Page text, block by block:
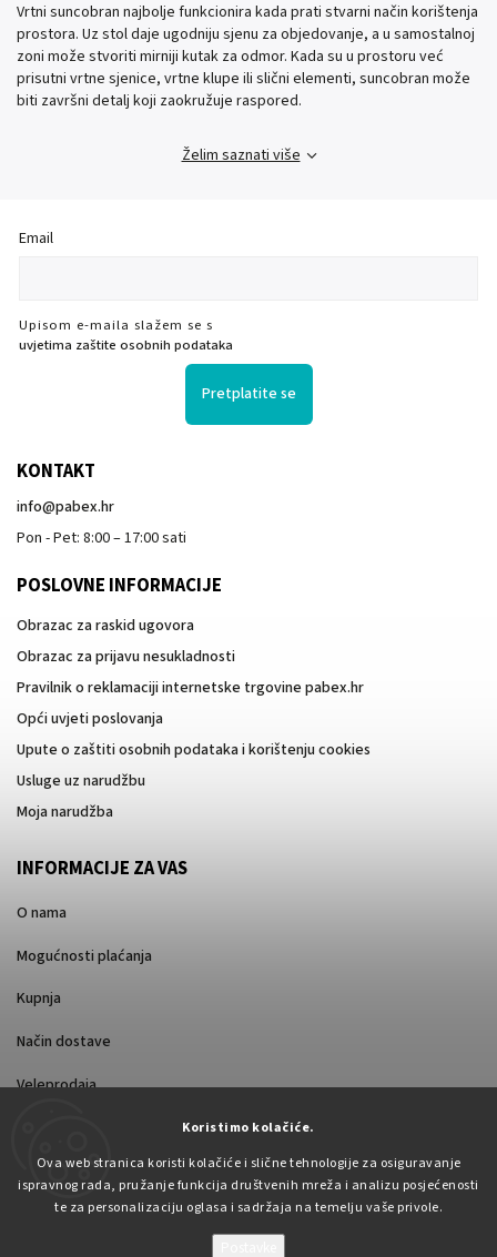
Koristimo kolačiće.
Ova web stranica koristi kolačiće i slične tehnologije za osiguravanje
ispravnog rada, pružanje funkcija društvenih mreža i analizu posjećenosti
te za personalizaciju oglasa i sadržaja na temelju vaše privole.
Vrtni suncobran najbolje funkcionira kada prati stvarni način korištenja
prostora. Uz stol daje ugodniju sjenu za objedovanje, a u samostalnoj
zoni može stvoriti mirniji kutak za odmor. Kada su u prostoru već
prisutni vrtne sjenice, vrtne klupe ili slični elementi, suncobran može
biti završni detalj koji zaokružuje raspored.
Želim saznati više
Email
Upisom e-maila slažem se s
uvjetima zaštite osobnih podataka
Pretplatite se
KONTAKT
info@pabex.hr
Pon - Pet: 8:00 – 17:00 sati
POSLOVNE INFORMACIJE
Obrazac za raskid ugovora
Obrazac za prijavu nesukladnosti
Pravilnik o reklamaciji internetske trgovine pabex.hr
Opći uvjeti poslovanja
Upute o zaštiti osobnih podataka i korištenju cookies
Usluge uz narudžbu
Moja narudžba
INFORMACIJE ZA VAS
O nama
Mogućnosti plaćanja
Kupnja
Način dostave
Veleprodaja